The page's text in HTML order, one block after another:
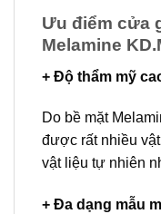
Ưu điểm cửa
Melamine
+ Độ thẩm mỹ
Do bề mặt
được rất nhiều
vật liệu tự nhiên
+ Đa dạng mẫu